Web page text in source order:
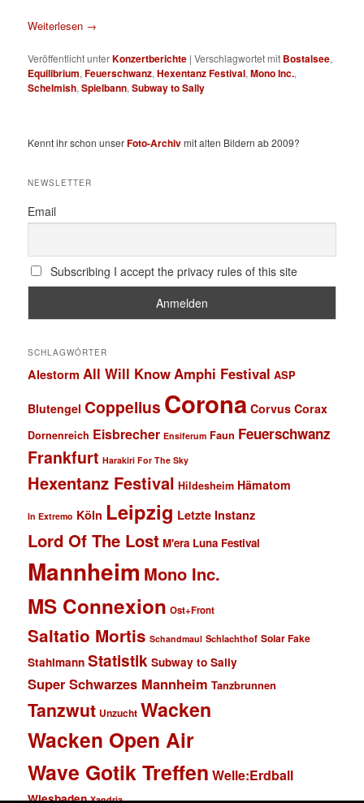
Weiterlesen →
Veröffentlicht unterKonzertberichte |Verschlagwortet mit Bostalsee,
Equilibrium,Feuerschwanz,Hexentanz Festival,Mono Inc.,
Schelmish,Spielbann,Subway to Sally
Kennt ihr schon unserFoto-Archivmit alten Bildern ab 2009?
NEWSLETTER
Email
Subscribing I accept the privacy rules of this site
SCHLAGWÖRTER
Alestorm All Will KnowAmphi Festival ASP
Blutengel Coppelius Corona Corvus Corax
Dornenreich Eisbrecher Ensiferum Faun Feuerschwanz
Frankfurt Harakiri For The Sky
Hexentanz Festival Hildesheim Hämatom
In Extremo Köln Leipzig Letzte Instanz
Lord Of The Lost M'era Luna Festival
Mannheim Mono Inc.
MS Connexion Ost+Front
Saltatio Mortis Schandmaul Schlachthof Solar Fake
Stahlmann Statistik Subway to Sally
Super Schwarzes Mannheim Tanzbrunnen
Tanzwut Unzucht Wacken
Wacken Open Air
Wave Gotik Treffen Welle:Erdball
Wiesbaden Xandria